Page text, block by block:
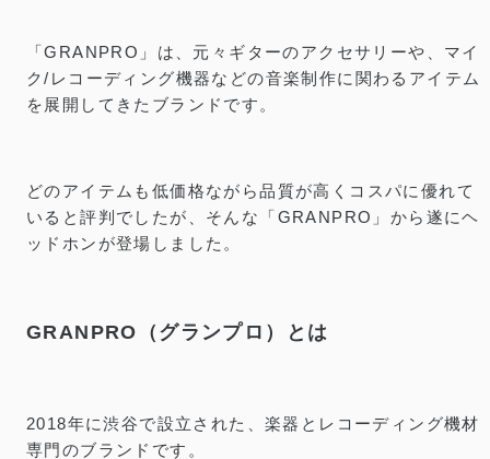
「GRANPRO」は、元々ギターのアクセサリーや、マイ
ク/レコーディング機器などの音楽制作に関わるアイテム
を展開してきたブランドです。
どのアイテムも低価格ながら品質が高くコスパに優れて
いると評判でしたが、そんな「GRANPRO」から遂にヘ
ッドホンが登場しました。
GRANPRO（グランプロ）とは
2018年に渋谷で設立された、楽器とレコーディング機材
専門のブランドです。